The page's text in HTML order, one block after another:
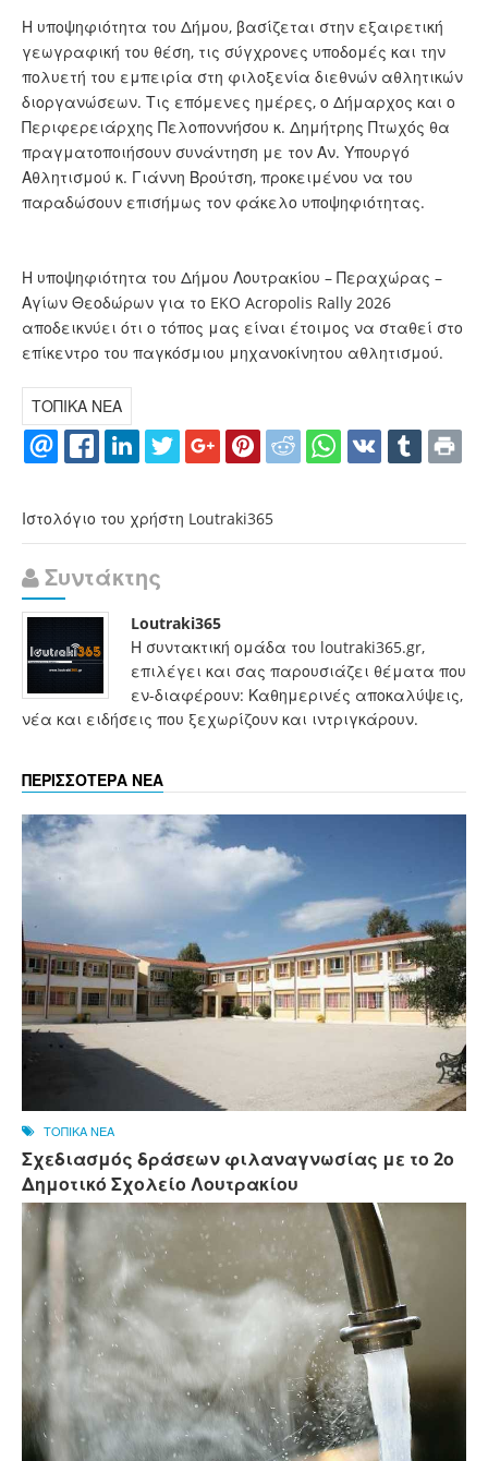
Η υποψηφιότητα του Δήμου, βασίζεται στην εξαιρετική
γεωγραφική του θέση, τις σύγχρονες υποδομές και την
πολυετή του εμπειρία στη φιλοξενία διεθνών αθλητικών
διοργανώσεων. Τις επόμενες ημέρες, ο Δήμαρχος και ο
Περιφερειάρχης Πελοποννήσου κ. Δημήτρης Πτωχός θα
πραγματοποιήσουν συνάντηση με τον Αν. Υπουργό
Αθλητισμού κ. Γιάννη Βρούτση, προκειμένου να του
παραδώσουν επισήμως τον φάκελο υποψηφιότητας.
Η υποψηφιότητα του Δήμου Λουτρακίου – Περαχώρας –
Αγίων Θεοδώρων για το EKO Acropolis Rally 2026
αποδεικνύει ότι ο τόπος μας είναι έτοιμος να σταθεί στο
επίκεντρο του παγκόσμιου μηχανοκίνητου αθλητισμού.
ΤΟΠΙΚΑ ΝΕΑ
Ιστολόγιο του χρήστη Loutraki365
Συντάκτης
Loutraki365
Η συντακτική ομάδα του loutraki365.gr,
επιλέγει και σας παρουσιάζει θέματα που
εν-διαφέρουν: Καθημερινές αποκαλύψεις,
νέα και ειδήσεις που ξεχωρίζουν και ιντριγκάρουν.
ΠΕΡΙΣΣΟΤΕΡΑ ΝΕΑ
ΤΟΠΙΚΑ ΝΕΑ
Σχεδιασμός δράσεων φιλαναγνωσίας με το 2ο
Δημοτικό Σχολείο Λουτρακίου